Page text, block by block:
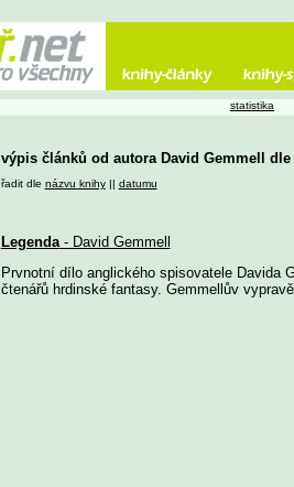
výpis článků od autora David Gemmell
řadit dle názvu knihy|| datumu
Legenda- David Gemmell
Prvnotní dílo anglického spisovatele Davida
čtenářů hrdinské fantasy. Gemmellův
statistika